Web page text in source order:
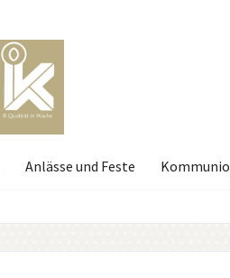
Anlässe und Feste